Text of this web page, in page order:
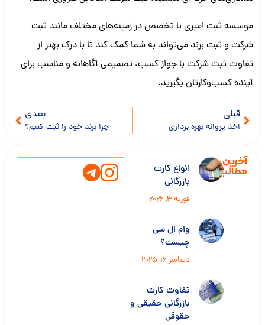
موسسه ثبت امیری با تخصص در زمینه‌های مختلف مانند ثبت
شرکت و ثبت برند می‌تواند به شما کمک کند تا با درک بهتر از
تفاوت ثبت شرکت با جواز کسب، تصمیمی آگاهانه و مناسب برای
آینده کسب‌وکارتان بگیرید.
قبلی
اخذ پروانه بهره برداری
بعدی
چرا برند خود را ثبت کنیم؟
آخرین
مطالب
انواع کارت
بازرگانی
فوریه 3, 2026
وام ال سی
چیست؟
دسامبر 16, 2025
تفاوت کارت
بازرگانی حقیقی و
حقوقی